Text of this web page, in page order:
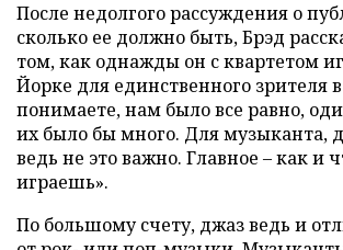
После недолгого рассуждения о
сколько ее должно быть, Брэд
том, как однажды он с квартетом
Йорке для единственного зрителя
понимаете, нам было все равно,
их было бы много. Для музыканта,
ведь не это важно. Главное – как и
играешь».
По большому счету, джаз ведь и